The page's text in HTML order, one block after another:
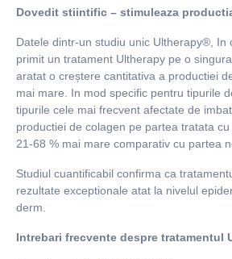
Dovedit stiintific – stimuleaza
Datele dintr-un studiu unic Ultherapy®, In
primit un tratament Ultherapy pe o
aratat o creștere cantitativa a productiei
mai mare. In mod specific pentru tipurile
tipurile cele mai frecvent afectate de
productiei de colagen pe partea tratata
21-68 % mai mare comparativ cu partea
Studiul cuantificabil confirma ca
rezultate exceptionale atat la nivelul
derm.
Intrebari frecvente despre tratamentul